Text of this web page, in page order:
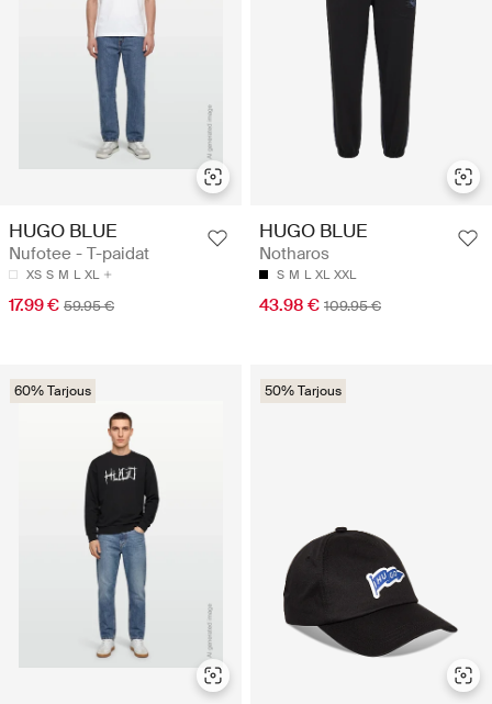
HUGO BLUE
Nufotee - T-paidat
XS S M L XL
17.99 € 59.95 €
HUGO BLUE
Notharos
S M L XL XXL
43.98 € 109.95 €
60% Tarjous 50% Tarjous